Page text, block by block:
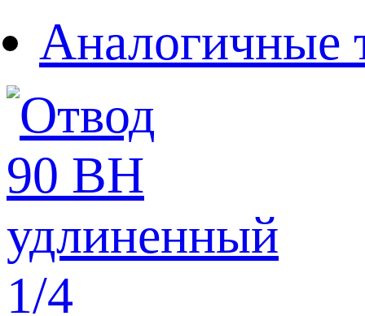
Аналогичные